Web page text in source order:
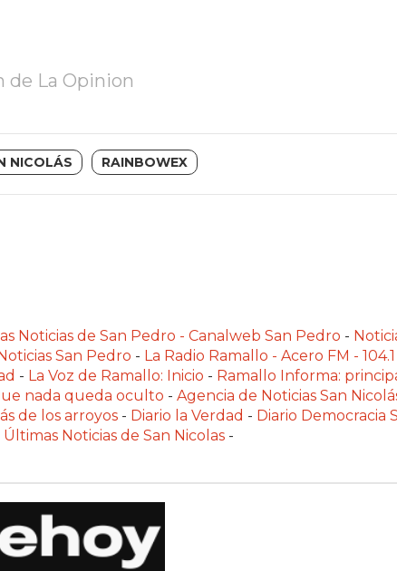
de La Opinion
NICOLÁS RAINBOWEX
Noticias de San Pedro - Canalweb San Pedro -
San Pedro - La Radio Ramallo - Acero FM -
- La Voz de Ramallo: Inicio - Ramallo Informa:
nada queda oculto - Agencia de Noticias San
de los arroyos - Diario la Verdad - Diario Democracia
Últimas Noticias de San Nicolas -